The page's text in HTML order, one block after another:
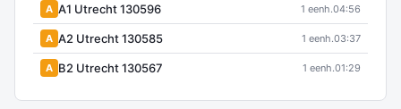
A A1 Utrecht 130596 1 eenh.04:56
A A2 Utrecht 130585 1 eenh.03:37
A B2 Utrecht 130567 1 eenh.01:29